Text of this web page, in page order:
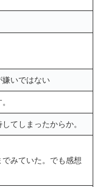
嫌いではない
てしまったからか。
でみていた。でも感想